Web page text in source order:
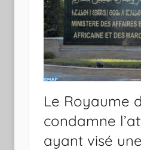
Le Royaume
condamne
ayant visé